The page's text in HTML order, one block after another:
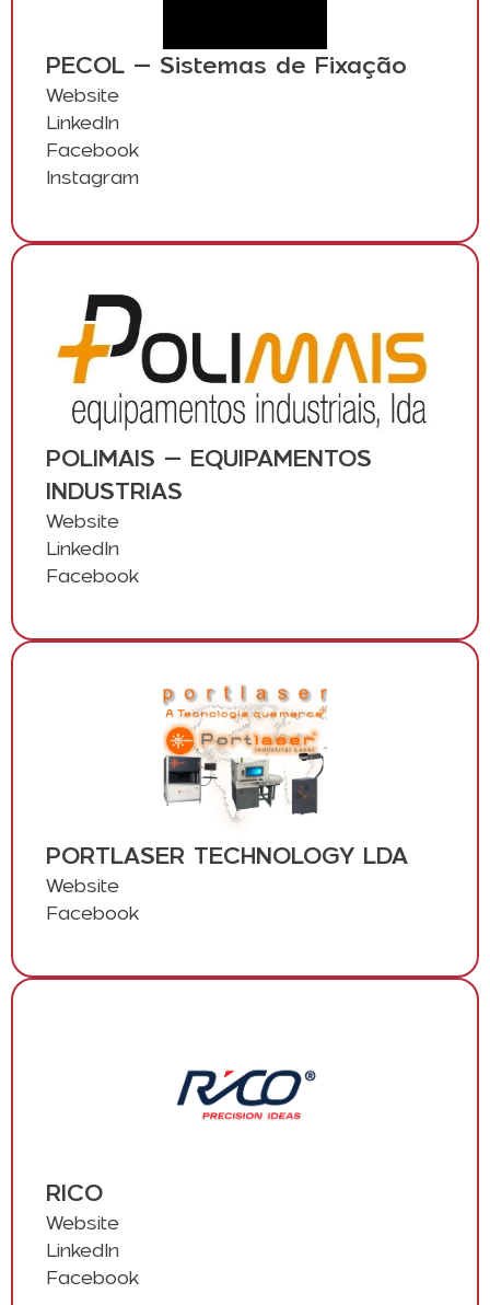
PECOL – Sistemas de Fixação
Website
LinkedIn
Facebook
Instagram
POLIMAIS – EQUIPAMENTOS
INDUSTRIAS
Website
LinkedIn
Facebook
PORTLASER TECHNOLOGY LDA
Website
Facebook
RICO
Website
LinkedIn
Facebook